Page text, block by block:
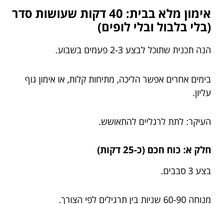
אימון מלא בבית: 40 דקות שעושות סדר
(בלי בלבול ובלי לופים)
הנה תכנית שתוכל לבצע 2-3 פעמים בשבוע.
בימים אחרים אפשר הליכה, מתיחות קלות, או אימון גוף
עליון.
העיקר: לתת לרגליים להתאושש.
חלק א: כוח חכם (כ-25 דקות)
בצע 3 סבבים.
מנוחה 60-90 שניות בין תרגילים לפי הצורך.